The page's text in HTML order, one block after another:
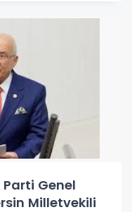
Genel
Milletvekili